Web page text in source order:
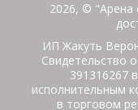
2026, © "Арена
ИП Жакуть
Свидетельство
391316267
исполнительным
в торговом